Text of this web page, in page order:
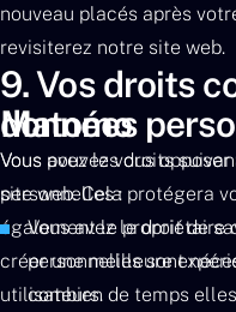
nouveau placés après
revisiterez notre site web.
9. Vos droits
données
Vous avez les droits
personnelles :
Vous avez le droit de
personnelles sont
combien de temps
Matomo
Vous pouvez vous
site web. Cela protégera
également le propriétaire
créer une meilleure
utilisateurs.